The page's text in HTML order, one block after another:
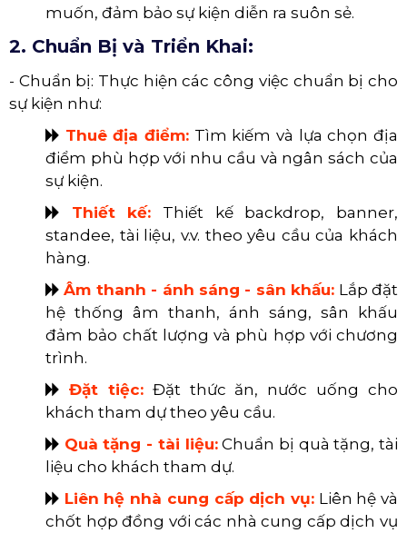
muốn, đảm bảo sự kiện diễn ra suôn sẻ.
2. Chuẩn Bị và Triển Khai:
- Chuẩn bị: Thực hiện các công việc chuẩn bị cho
sự kiện như:
Thuê địa điểm: Tìm kiếm và lựa chọn địa
điểm phù hợp với nhu cầu và ngân sách của
sự kiện.
Thiết kế: Thiết kế backdrop, banner,
standee, tài liệu, v.v. theo yêu cầu của khách
hàng.
​​​​​​​Âm thanh - ánh sáng - sân khấu: Lắp đặt
hệ thống âm thanh, ánh sáng, sân khấu
đảm bảo chất lượng và phù hợp với chương
trình.
Đặt tiệc:Đặt thức ăn, nước uống cho
khách tham dự theo yêu cầu.
Quà tặng - tài liệu:Chuẩn bị quà tặng, tài
liệu cho khách tham dự.
Liên hệ nhà cung cấp dịch vụ:Liên hệ và
chốt hợp đồng với các nhà cung cấp dịch vụ